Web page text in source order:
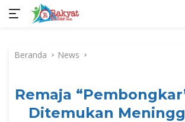
kontenBeranda News
Remaja
Ditemukan